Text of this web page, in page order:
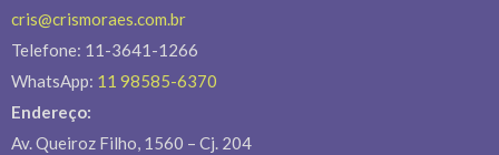
cris@crismoraes.com.br
Telefone: 11-3641-1266
WhatsApp: 11 98585-6370
Endereço:
Av. Queiroz Filho, 1560 – Cj. 204